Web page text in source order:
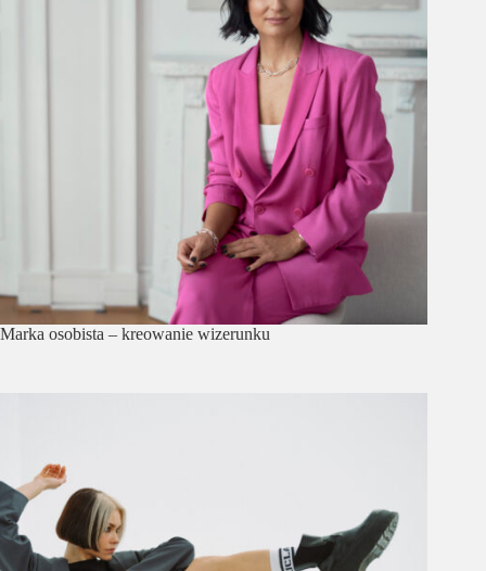
Marka osobista – kreowanie wizerunku